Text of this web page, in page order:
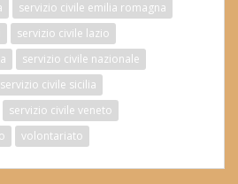
servizio civile emilia romagna
servizio civile lazio
servizio civile nazionale
servizio civile sicilia
servizio civile veneto
volontariato